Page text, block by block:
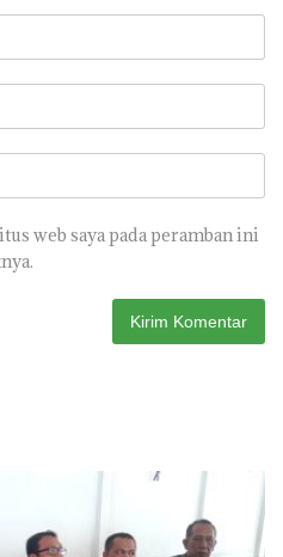
web saya pada peramban ini